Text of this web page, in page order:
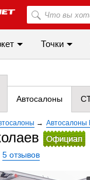
Точки
Автосалоны
→ Автосалоны
5 отзывов